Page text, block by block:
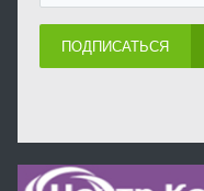
ПОДПИСАТЬСЯ